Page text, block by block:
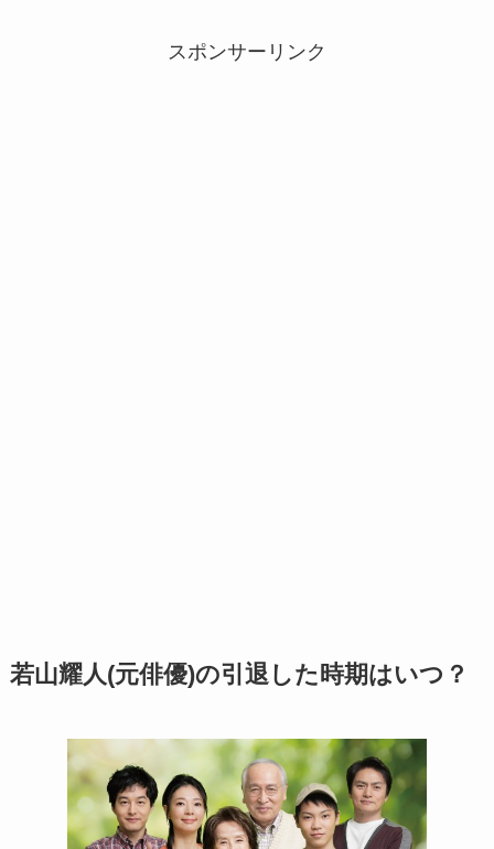
スポンサーリンク
若山耀人(元俳優)の引退した時期はいつ？